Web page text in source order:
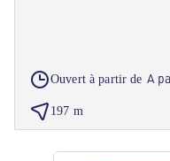
Ouvert à partir de A
197 m